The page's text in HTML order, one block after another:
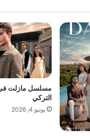
مسلسل مازلت
التركي
يونيو 4, 2026